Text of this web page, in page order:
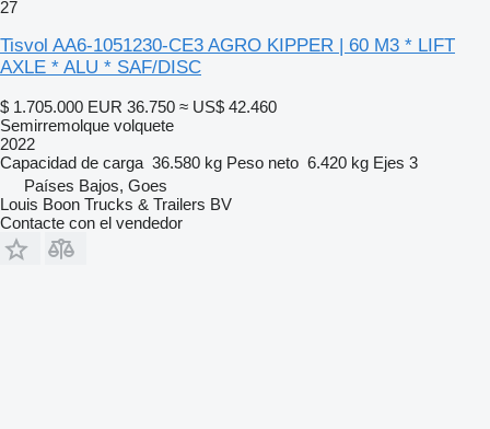
27
Tisvol AA6-1051230-CE3 AGRO KIPPER | 60 M3 * LIFT
AXLE * ALU * SAF/DISC
$ 1.705.000 EUR 36.750 ≈ US$ 42.460
Semirremolque volquete
2022
Capacidad de carga 36.580 kg Peso neto 6.420 kg Ejes 3
Países Bajos, Goes
Louis Boon Trucks & Trailers BV
Contacte con el vendedor